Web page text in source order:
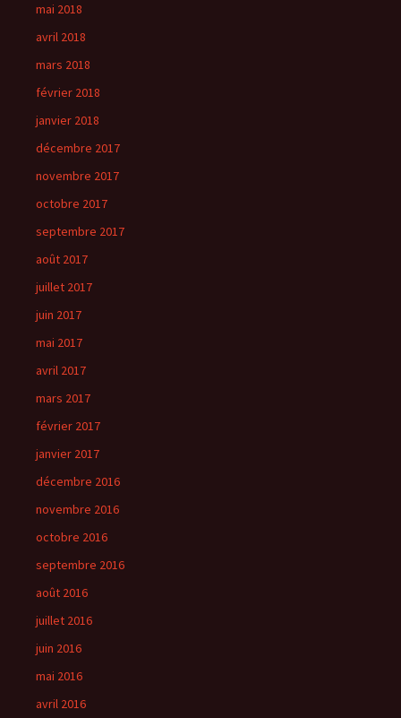
mai 2018
avril 2018
mars 2018
février 2018
janvier 2018
décembre 2017
novembre 2017
octobre 2017
septembre 2017
août 2017
juillet 2017
juin 2017
mai 2017
avril 2017
mars 2017
février 2017
janvier 2017
décembre 2016
novembre 2016
octobre 2016
septembre 2016
août 2016
juillet 2016
juin 2016
mai 2016
avril 2016